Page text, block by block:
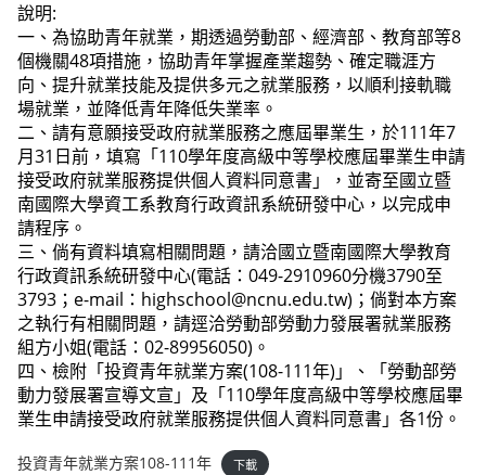
說明:
一、為協助青年就業，期透過勞動部、經濟部、教育部等8
個機關48項措施，協助青年掌握產業趨勢、確定職涯方
向、提升就業技能及提供多元之就業服務，以順利接軌職
場就業，並降低青年降低失業率。
二、請有意願接受政府就業服務之應屆畢業生，於111年7
月31日前，填寫「110學年度高級中等學校應屆畢業生申請
接受政府就業服務提供個人資料同意書」，並寄至國立暨
南國際大學資工系教育行政資訊系統研發中心，以完成申
請程序。
三、倘有資料填寫相關問題，請洽國立暨南國際大學教育
行政資訊系統研發中心(電話：049-2910960分機3790至
3793；e-mail：highschool@ncnu.edu.tw)；倘對本方案
之執行有相關問題，請逕洽勞動部勞動力發展署就業服務
組方小姐(電話：02-89956050)。
四、檢附「投資青年就業方案(108-111年)」、「勞動部勞
動力發展署宣導文宣」及「110學年度高級中等學校應屆畢
業生申請接受政府就業服務提供個人資料同意書」各1份。
投資青年就業方案108-111年 下載